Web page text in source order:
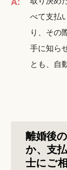
べて支払
り、その
手に知ら
とも、自
離婚後
か、支
士にご